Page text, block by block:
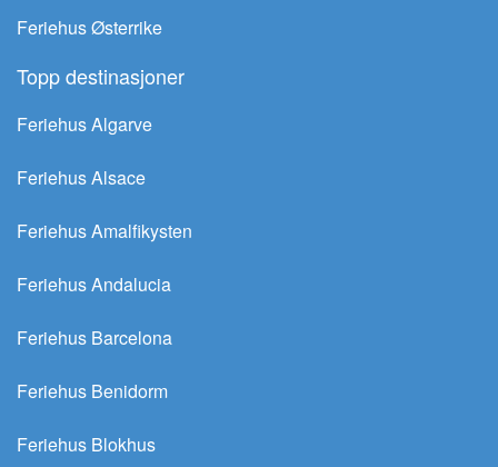
Feriehus Østerrike
Topp destinasjoner
Feriehus Algarve
Feriehus Alsace
Feriehus Amalfikysten
Feriehus Andalucia
Feriehus Barcelona
Feriehus Benidorm
Feriehus Blokhus